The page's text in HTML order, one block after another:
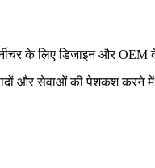
के लिए डिजाइन और OEM
और सेवाओं की पेशकश करने